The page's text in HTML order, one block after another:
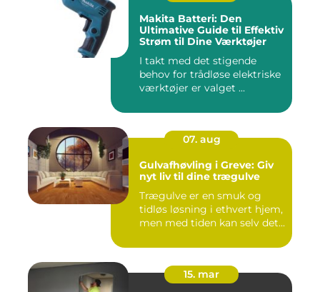
Makita Batteri: Den
Ultimative Guide til Effektiv
Strøm til Dine Værktøjer
I takt med det stigende
behov for trådløse elektriske
værktøjer er valget ...
07. aug
Gulvafhøvling i Greve: Giv
nyt liv til dine trægulve
Trægulve er en smuk og
tidløs løsning i ethvert hjem,
men med tiden kan selv det...
15. mar